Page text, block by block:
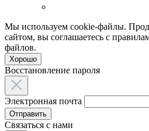
Мы используем cookie-файлы.
сайтом, вы соглашаетесь с правилами
файлов.
Хорошо
Восстановление пароля
Электронная почта
Отправить
Связаться с нами